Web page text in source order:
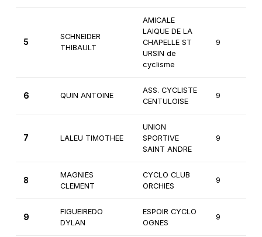
5
SCHNEIDER
THIBAULT
AMICALE
LAIQUE DE LA
CHAPELLE ST
URSIN de
cyclisme
9
6 QUIN ANTOINE
ASS. CYCLISTE
CENTULOISE
9
7 LALEU TIMOTHEE
UNION
SPORTIVE
SAINT ANDRE
9
8
MAGNIES
CLEMENT
CYCLO CLUB
ORCHIES
9
9
FIGUEIREDO
DYLAN
ESPOIR CYCLO
OGNES
9